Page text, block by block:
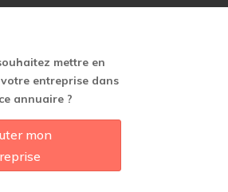
mettre en
entreprise dans
annuaire ?
mon